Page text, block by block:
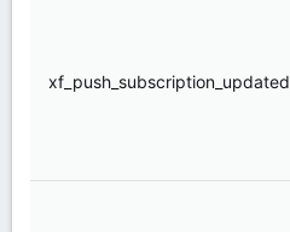
xf_push_subscription_updated